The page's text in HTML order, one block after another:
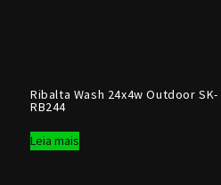
Ribalta Wash 24x4w Outdoor SK-
RB244
Leia mais